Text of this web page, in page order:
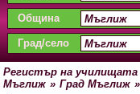
Община
Град/село
Регистър на училищата
Мъглиж » Град Мъглиж »